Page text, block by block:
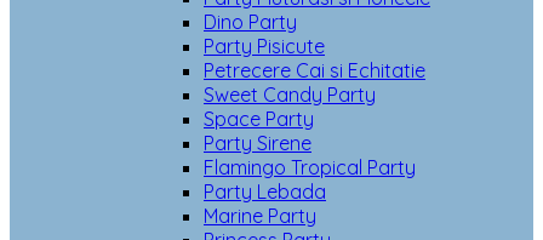
Dino Party
Party Pisicute
Petrecere Cai si Echitatie
Sweet Candy Party
Space Party
Party Sirene
Flamingo Tropical Party
Party Lebada
Marine Party